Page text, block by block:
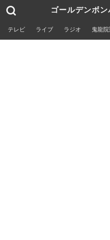
ゴールデンボ
テレビ ライブ ラジオ 鬼龍院